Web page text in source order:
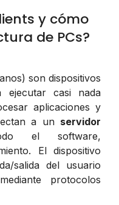
y cómo
de PCs?
son dispositivos
ejecutar casi nada
aplicaciones y
a un servidor
el software,
El dispositivo
salida del usuario
protocolos